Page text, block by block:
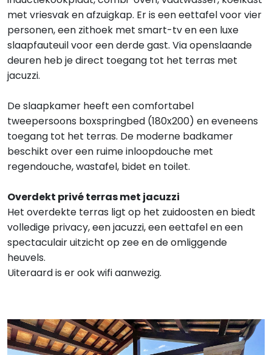
met vriesvak en afzuigkap. Er is een eettafel voor vier
personen, een zithoek met smart-tv en een luxe
slaapfauteuil voor een derde gast. Via openslaande
deuren heb je direct toegang tot het terras met
jacuzzi.
De slaapkamer heeft een comfortabel
tweepersoons boxspringbed (180x200) en eveneens
toegang tot het terras. De moderne badkamer
beschikt over een ruime inloopdouche met
regendouche, wastafel, bidet en toilet.
Overdekt privé terras met jacuzzi
Het overdekte terras ligt op het zuidoosten en biedt
volledige privacy, een jacuzzi, een eettafel en een
spectaculair uitzicht op zee en de omliggende
heuvels.
Uiteraard is er ook wifi aanwezig.